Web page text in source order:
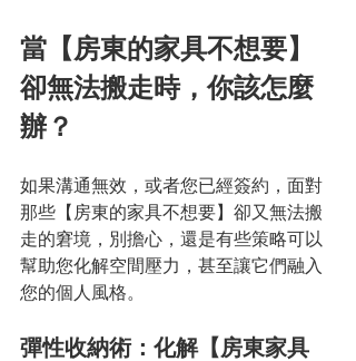
當【房東的家具不想要】
卻無法搬走時，你該怎麼
辦？
如果溝通無效，或者您已經簽約，面對
那些【房東的家具不想要】卻又無法搬
走的窘境，別擔心，還是有些策略可以
幫助您化解空間壓力，甚至讓它們融入
您的個人風格。
彈性收納術：化解【房東家具